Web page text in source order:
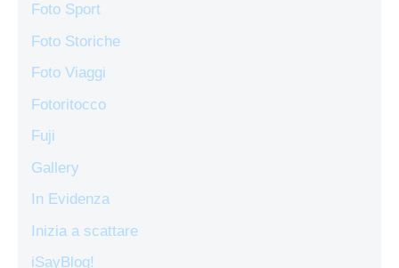
Foto Sport
Foto Storiche
Foto Viaggi
Fotoritocco
Fuji
Gallery
In Evidenza
Inizia a scattare
iSayBlog!